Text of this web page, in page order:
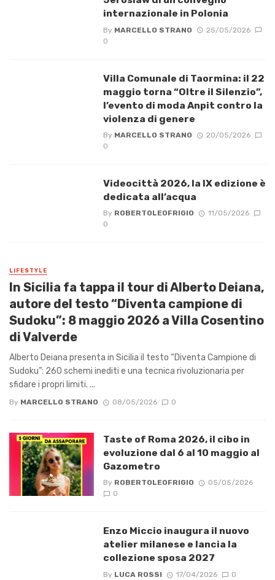
internazionale in Polonia
By MARCELLO STRANO
25/05/2026
0
Villa Comunale di Taormina: il 22
maggio torna “Oltre il Silenzio”,
l’evento di moda Anpit contro la
violenza di genere
By MARCELLO STRANO
20/05/2026
0
Videocittà 2026, la IX edizione è
dedicata all’acqua
By ROBERTOLEOFRIGIO
11/05/2026
0
LIFESTYLE
In Sicilia fa tappa il tour di Alberto Deiana,
autore del testo “Diventa campione di
Sudoku”: 8 maggio 2026 a Villa Cosentino
di Valverde
Alberto Deiana presenta in Sicilia il testo “Diventa Campione di
Sudoku”: 260 schemi inediti e una tecnica rivoluzionaria per
sfidare i propri limiti. ...
By MARCELLO STRANO 08/05/2026 0
Taste of Roma 2026, il cibo in
evoluzione dal 6 al 10 maggio al
Gazometro
By ROBERTOLEOFRIGIO
05/05/2026
0
Enzo Miccio inaugura il nuovo
atelier milanese e lancia la
collezione sposa 2027
By LUCA ROSSI 17/04/2026 0